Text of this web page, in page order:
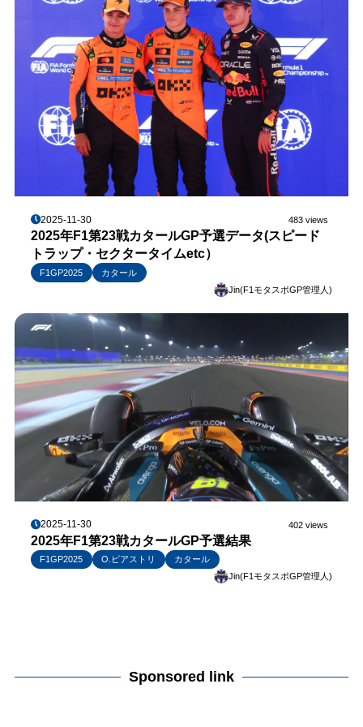
2025-11-30 483 views
2025年F1第23戦カタールGP予選データ(スピード
トラップ・セクタータイムetc）
F1GP2025
カタール
Jin(F1モタスポGP管理人)
2025-11-30 402 views
2025年F1第23戦カタールGP予選結果
F1GP2025 O.ピアストリ
カタール
Jin(F1モタスポGP管理人)
Sponsored link